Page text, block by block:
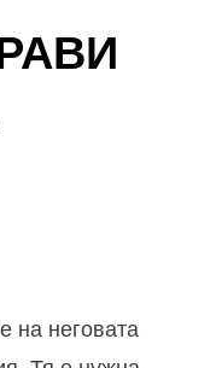
на неговата